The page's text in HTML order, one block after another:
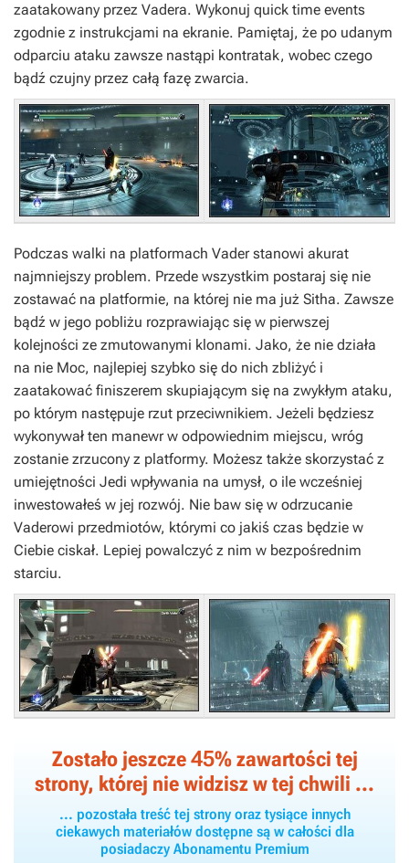
zaatakowany przez Vadera. Wykonuj quick time events
zgodnie z instrukcjami na ekranie. Pamiętaj, że po udanym
odparciu ataku zawsze nastąpi kontratak, wobec czego
bądź czujny przez całą fazę zwarcia.
Podczas walki na platformach Vader stanowi akurat
najmniejszy problem. Przede wszystkim postaraj się nie
zostawać na platformie, na której nie ma już Sitha. Zawsze
bądź w jego pobliżu rozprawiając się w pierwszej
kolejności ze zmutowanymi klonami. Jako, że nie działa
na nie Moc, najlepiej szybko się do nich zbliżyć i
zaatakować finiszerem skupiającym się na zwykłym ataku,
po którym następuje rzut przeciwnikiem. Jeżeli będziesz
wykonywał ten manewr w odpowiednim miejscu, wróg
zostanie zrzucony z platformy. Możesz także skorzystać z
umiejętności Jedi wpływania na umysł, o ile wcześniej
inwestowałeś w jej rozwój. Nie baw się w odrzucanie
Vaderowi przedmiotów, którymi co jakiś czas będzie w
Ciebie ciskał. Lepiej powalczyć z nim w bezpośrednim
starciu.
Zostało jeszcze45% zawartości tej
strony, której nie widzisz w tej chwili ...
... pozostała treść tej strony oraz tysiące innych
ciekawych materiałów dostępne są w całości dla
posiadaczy Abonamentu Premium